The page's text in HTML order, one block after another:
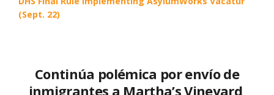
(Sept. 22)
Continúa polémica por envío de
inmigrantes a Martha’s Vineyard